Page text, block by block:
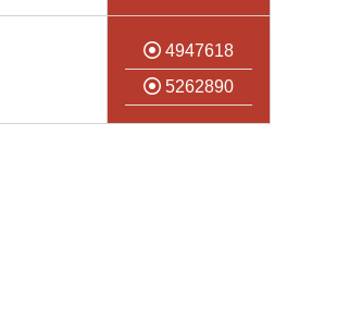
4947618
5262890